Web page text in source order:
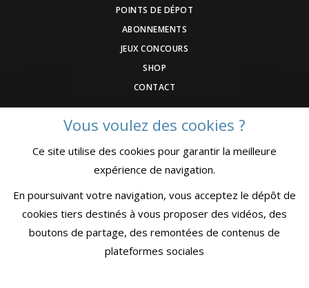
POINTS DE DÉPOT
ABONNEMENTS
JEUX CONCOURS
SHOP
CONTACT
DEVENEZ ANNONCEUR
COMMUNIQUEZ UN ÉVENEMNT
CGV
MENTIONS LÉGALES
CONFIDENTIALITÉ
Vous voulez des cookies ?
Ce site utilise des cookies pour garantir la meilleure
expérience de navigation.
En poursuivant votre navigation, vous acceptez le dépôt de
cookies tiers destinés à vous proposer des vidéos, des
boutons de partage, des remontées de contenus de
plateformes sociales